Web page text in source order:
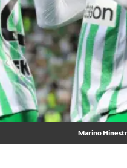
Marino